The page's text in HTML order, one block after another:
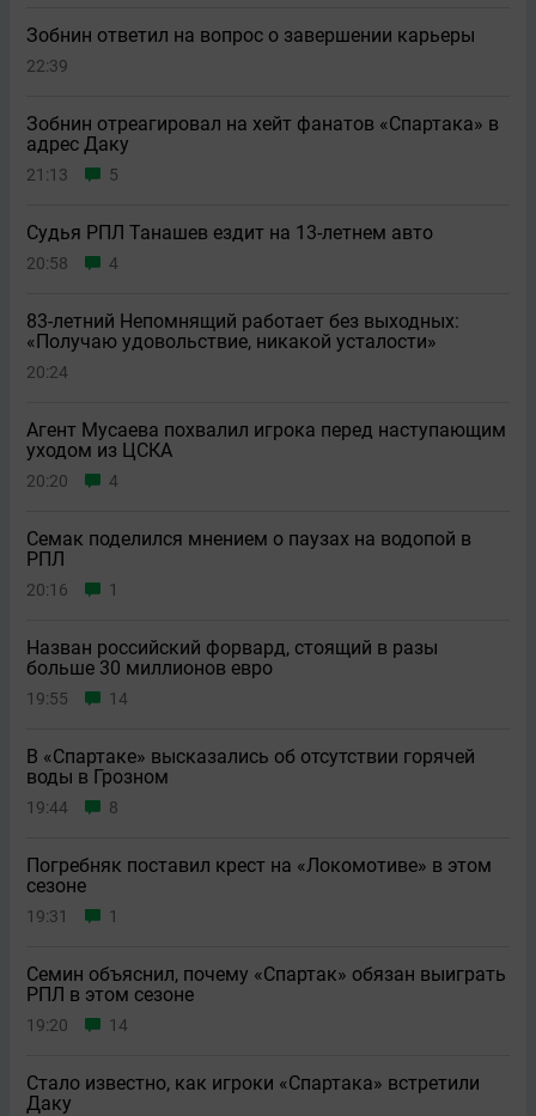
Зобнин ответил на вопрос о завершении карьеры
22:39
Зобнин отреагировал на хейт фанатов «Спартака» в
адрес Даку
21:13 5
Судья РПЛ Танашев ездит на 13-летнем авто
20:58 4
83-летний Непомнящий работает без выходных:
«Получаю удовольствие, никакой усталости»
20:24
Агент Мусаева похвалил игрока перед наступающим
уходом из ЦСКА
20:20 4
Семак поделился мнением о паузах на водопой в
РПЛ
20:16 1
Назван российский форвард, стоящий в разы
больше 30 миллионов евро
19:55 14
В «Спартаке» высказались об отсутствии горячей
воды в Грозном
19:44 8
Погребняк поставил крест на «Локомотиве» в этом
сезоне
19:31 1
Семин объяснил, почему «Спартак» обязан выиграть
РПЛ в этом сезоне
19:20 14
Стало известно, как игроки «Спартака» встретили
Даку